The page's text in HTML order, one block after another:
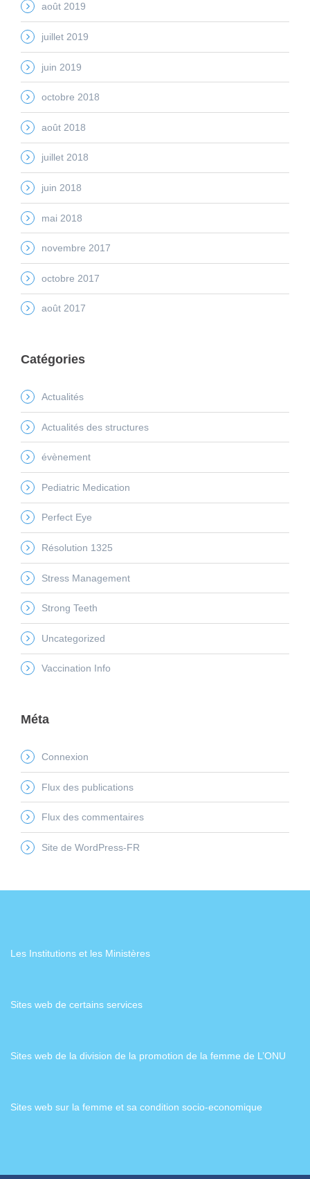
août 2019
juillet 2019
juin 2019
octobre 2018
août 2018
juillet 2018
juin 2018
mai 2018
novembre 2017
octobre 2017
août 2017
Catégories
Actualités
Actualités des structures
évènement
Pediatric Medication
Perfect Eye
Résolution 1325
Stress Management
Strong Teeth
Uncategorized
Vaccination Info
Méta
Connexion
Flux des publications
Flux des commentaires
Site de WordPress-FR
Les Institutions et les Ministères
Sites web de certains services
Sites web de la division de la promotion de la femme de L’ONU
Sites web sur la femme et sa condition socio-economique